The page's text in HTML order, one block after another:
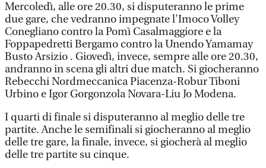
Mercoledì, alle ore 20.30, si disputeranno le prime
due gare, che vedranno impegnate l'Imoco Volley
Conegliano contro la Pomì Casalmaggiore e la
Foppapedretti Bergamo contro la Unendo Yamamay
Busto Arsizio . Giovedì, invece, sempre alle ore 20.30,
andranno in scena gli altri due match. Si giocheranno
Rebecchi Nordmeccanica Piacenza-Robur Tiboni
Urbino e Igor Gorgonzola Novara-Liu Jo Modena.
I quarti di finale si disputeranno al meglio delle tre
partite. Anche le semifinali si giocheranno al meglio
delle tre gare, la finale, invece, si giocherà al meglio
delle tre partite su cinque.